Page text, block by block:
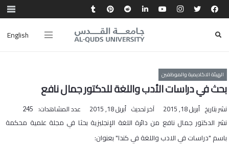
English
الهيئة الاكاديمية والموظفين
بحث في دراسات الأدب واللغة للدكتور جمال نافع
نشر بتاريخ أبريل 18, 2015 آخر تحديث أبريل 18, 2015 عدد المشاهدات: 245
نشر الدكتور جمال نافع من دائرة اللغة الإنجليزية بحثا في مجلة علمية محكمة
باسم "دراسات في الادب واللغة في كندا" بعنوان: